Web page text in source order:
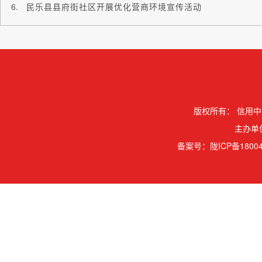
民乐县县府街社区开展优化营商环境宣传活动
版权所有：
信用
主办
备案号： 陇ICP备